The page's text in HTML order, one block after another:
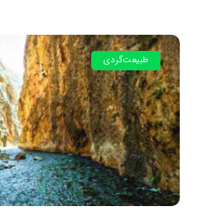
طبیعت‌گردی